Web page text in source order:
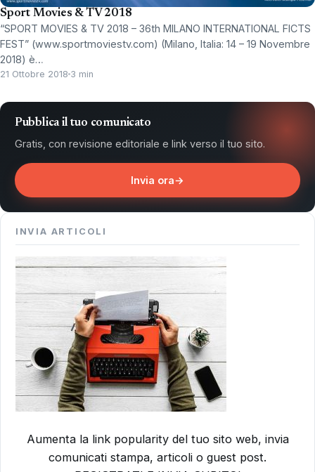
Sport Movies & TV 2018
“SPORT MOVIES & TV 2018 – 36th MILANO INTERNATIONAL FICTS
FEST” (www.sportmoviestv.com) (Milano, Italia: 14 – 19 Novembre
2018) è…
21 Ottobre 2018 3 min
Pubblica il tuo comunicato
Gratis, con revisione editoriale e link verso il tuo sito.
Invia ora→
INVIA ARTICOLI
Aumenta la link popularity del tuo sito web, invia
comunicati stampa, articoli o guest post.